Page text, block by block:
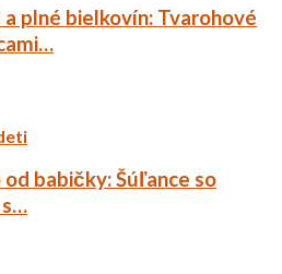
plné bielkovín: Tvarohové
od babičky: Šúľance so
s…